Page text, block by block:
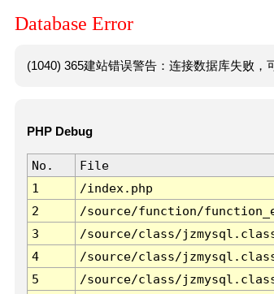
Database Error
(1040) 365建站错误警告：连接数据库失败，
PHP Debug
No. File
1
/index.php
2
/source/function/
3
/source/class/
4
/source/class/
5
/source/class/